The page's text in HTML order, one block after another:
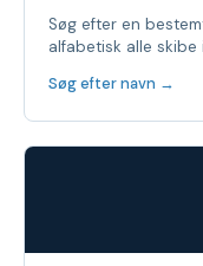
Søg efter en
alfabetisk alle skibe
Søg efter navn →